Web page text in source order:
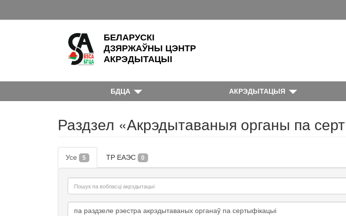
БЕЛАРУСКІ
ДЗЯРЖАЎНЫ ЦЭНТР
АКРЭДЫТАЦЫІ
БДЦА АКРЭДЫТАЦЫЯ
Раздзел «Акрэдытаваныя органы па
Усе 5 ТР ЕАЭС 0
па раздзеле рэестра акрэдытаваных органаў па сертыфікацыі